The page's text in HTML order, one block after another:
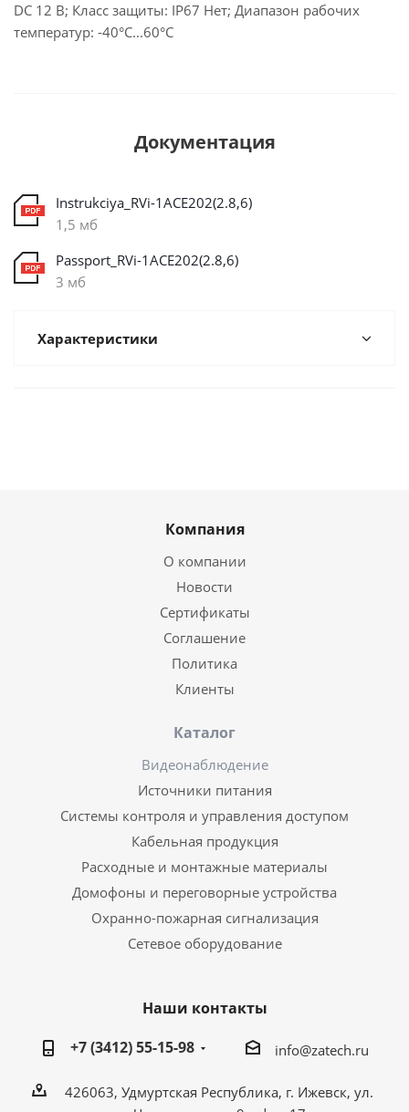
DC 12 В; Класс защиты: IP67 Нет; Диапазон рабочих
температур: -40°С...60°С
Документация
Instrukciya_RVi-1ACE202(2.8,6)
1,5 мб
Passport_RVi-1ACE202(2.8,6)
3 мб
Характеристики
Компания
О компании
Новости
Сертификаты
Соглашение
Политика
Клиенты
Каталог
Видеонаблюдение
Источники питания
Системы контроля и управления доступом
Кабельная продукция
Расходные и монтажные материалы
Домофоны и переговорные устройства
Охранно-пожарная сигнализация
Сетевое оборудование
Наши контакты
+7 (3412) 55-15-98
info@zatech.ru
426063, Удмуртская Республика, г. Ижевск, ул.